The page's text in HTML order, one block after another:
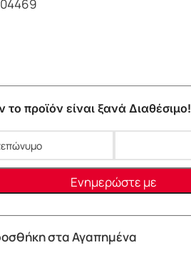
το προϊόν είναι ξανά Διαθέσιμο!
στα Αγαπημένα